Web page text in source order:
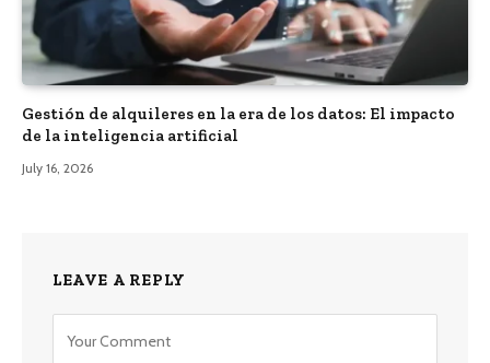
Gestión de alquileres en la era de los datos: El impacto
de la inteligencia artificial
July 16, 2026
LEAVE A REPLY